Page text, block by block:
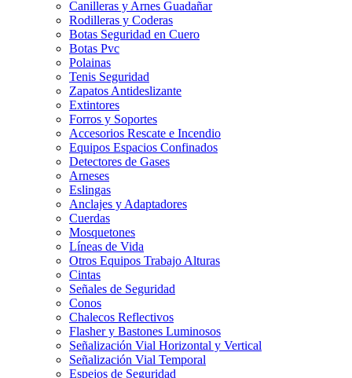
Canilleras y Arnes Guadañar
Rodilleras y Coderas
Botas Seguridad en Cuero
Botas Pvc
Polainas
Tenis Seguridad
Zapatos Antideslizante
Extintores
Forros y Soportes
Accesorios Rescate e Incendio
Equipos Espacios Confinados
Detectores de Gases
Arneses
Eslingas
Anclajes y Adaptadores
Cuerdas
Mosquetones
Líneas de Vida
Otros Equipos Trabajo Alturas
Cintas
Señales de Seguridad
Conos
Chalecos Reflectivos
Flasher y Bastones Luminosos
Señalización Vial Horizontal y Vertical
Señalización Vial Temporal
Espejos de Seguridad